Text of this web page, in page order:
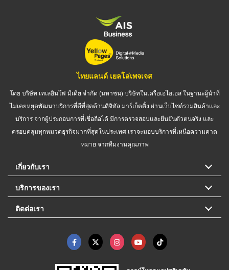
ไทยแลนด์ เยลโล่เพจเจส
โดย บริษัท เทเลอินโฟ มีเดีย จำกัด (มหาชน) บริษัทในเครือเอไอเอส ในฐานะผู้นำที่
ไม่เคยหยุดพัฒนาบริการที่ดีที่สุดด้านดิจิทัล มาร์เก็ตติ้ง ผ่านเว็บไซต์รวมสินค้าและ
บริการ จากผู้ประกอบการที่เชื่อถือได้ มีการตรวจสอบและยืนยันตัวตนจริง และ
ครอบคลุมทุกหมวดธุรกิจมากที่สุดในประเทศ เราจะมอบบริการที่เหนือความคาด
หมาย จากทีมงานคุณภาพ
เกี่ยวกับเรา
บริการของเรา
ติดต่อเรา